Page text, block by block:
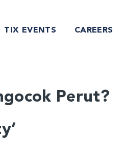
TIX EVENTS CAREERS
Perut?